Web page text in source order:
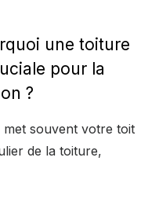
une toiture
pour la
?
met souvent votre toit
de la toiture,